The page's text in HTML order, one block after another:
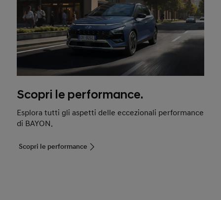
Scopri le performance.
Esplora tutti gli aspetti delle eccezionali performance
di BAYON.
Scopri le performance